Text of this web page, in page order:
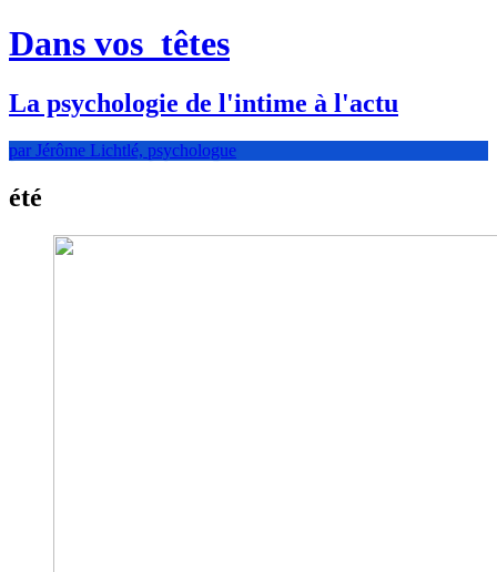
Dans vos têtes
La psychologie de l'intime à l'actu
par Jérôme Lichtlé, psychologue
été